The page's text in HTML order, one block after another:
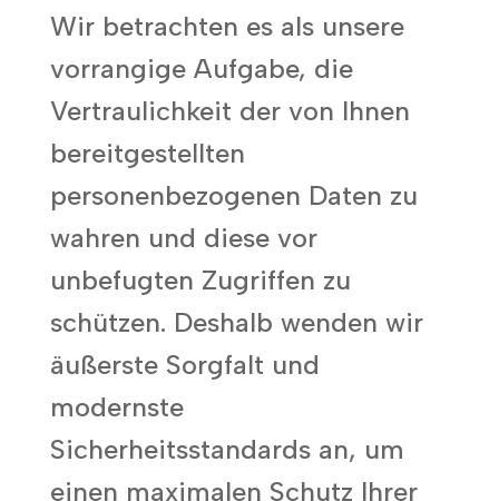
Wir betrachten es als unsere
vorrangige Aufgabe, die
Vertraulichkeit der von Ihnen
bereitgestellten
personenbezogenen Daten zu
wahren und diese vor
unbefugten Zugriffen zu
schützen. Deshalb wenden wir
äußerste Sorgfalt und
modernste
Sicherheitsstandards an, um
einen maximalen Schutz Ihrer